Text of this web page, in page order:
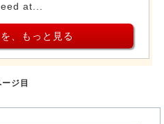
at...
、もっと見る
ジ目